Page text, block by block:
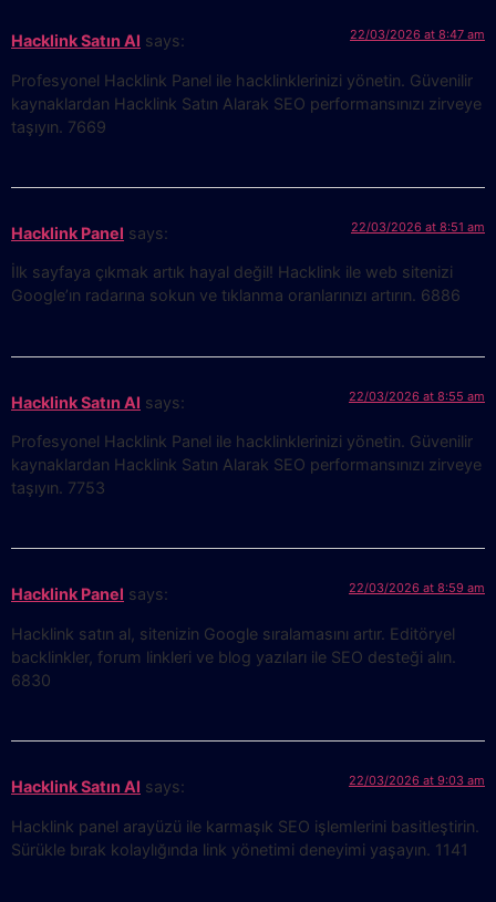
Hacklink Satın Al says: 22/03/2026 at 8:47 am
Profesyonel Hacklink Panel ile hacklinklerinizi yönetin. Güvenilir
kaynaklardan Hacklink Satın Alarak SEO performansınızı zirveye
taşıyın. 7669
Hacklink Panel says: 22/03/2026 at 8:51 am
İlk sayfaya çıkmak artık hayal değil! Hacklink ile web sitenizi
Google’ın radarına sokun ve tıklanma oranlarınızı artırın. 6886
Hacklink Satın Al says: 22/03/2026 at 8:55 am
Profesyonel Hacklink Panel ile hacklinklerinizi yönetin. Güvenilir
kaynaklardan Hacklink Satın Alarak SEO performansınızı zirveye
taşıyın. 7753
Hacklink Panel says: 22/03/2026 at 8:59 am
Hacklink satın al, sitenizin Google sıralamasını artır. Editöryel
backlinkler, forum linkleri ve blog yazıları ile SEO desteği alın.
6830
Hacklink Satın Al says: 22/03/2026 at 9:03 am
Hacklink panel arayüzü ile karmaşık SEO işlemlerini basitleştirin.
Sürükle bırak kolaylığında link yönetimi deneyimi yaşayın. 1141